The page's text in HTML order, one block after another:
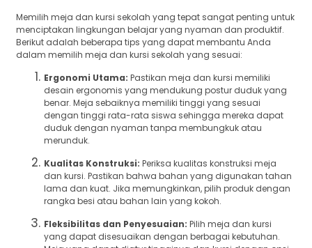
Memilih meja dan kursi sekolah yang tepat sangat penting untuk
menciptakan lingkungan belajar yang nyaman dan produktif.
Berikut adalah beberapa tips yang dapat membantu Anda
dalam memilih meja dan kursi sekolah yang sesuai:
Ergonomi Utama: Pastikan meja dan kursi memiliki
desain ergonomis yang mendukung postur duduk yang
benar. Meja sebaiknya memiliki tinggi yang sesuai
dengan tinggi rata-rata siswa sehingga mereka dapat
duduk dengan nyaman tanpa membungkuk atau
merunduk.
Kualitas Konstruksi: Periksa kualitas konstruksi meja
dan kursi. Pastikan bahwa bahan yang digunakan tahan
lama dan kuat. Jika memungkinkan, pilih produk dengan
rangka besi atau bahan lain yang kokoh.
Fleksibilitas dan Penyesuaian: Pilih meja dan kursi
yang dapat disesuaikan dengan berbagai kebutuhan.